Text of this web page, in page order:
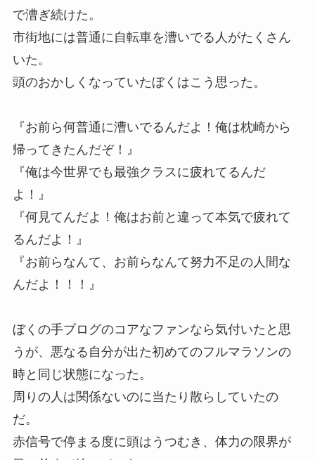
で漕ぎ続けた。
市街地には普通に自転車を漕いでる人がたくさん
いた。
頭のおかしくなっていたぼくはこう思った。
『お前ら何普通に漕いでるんだよ！俺は枕崎から
帰ってきたんだぞ！』
『俺は今世界でも最強クラスに疲れてるんだ
よ！』
『何見てんだよ！俺はお前と違って本気で疲れて
るんだよ！』
『お前らなんて、お前らなんて努力不足の人間な
んだよ！！！』
ぼくの手ブログのコアなファンなら気付いたと思
うが、悪なる自分が出た初めてのフルマラソンの
時と同じ状態になった。
周りの人は関係ないのに当たり散らしていたの
だ。
赤信号で停まる度に頭はうつむき、体力の限界が